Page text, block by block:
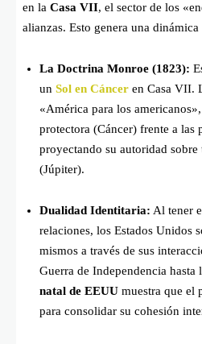
en la Casa VII, el sector de los
alianzas. Esto genera una
La Doctrina Monroe (1823):
un Sol en Cáncer en Casa VII.
«América para los
protectora (Cáncer) frente a las
proyectando su autoridad
(Júpiter).
Dualidad Identitaria: Al tener
relaciones, los Estados Unidos
mismos a través de sus
Guerra de Independencia hasta
natal de EEUU muestra que el
para consolidar su cohesión